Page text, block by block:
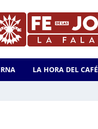
LA HORA DEL CAFÉ